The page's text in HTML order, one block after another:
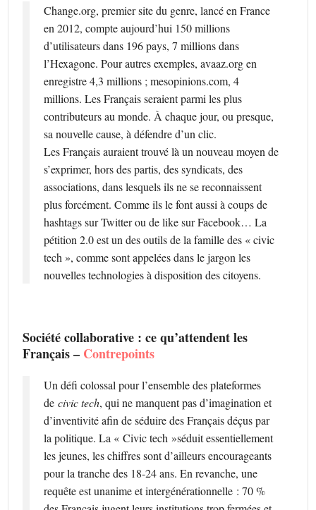
Change.org, premier site du genre, lancé en France
en 2012, compte aujourd’hui 150 millions
d’utilisateurs dans 196 pays, 7 millions dans
l’Hexagone. Pour autres exemples, avaaz.org en
enregistre 4,3 millions ; mesopinions.com, 4
millions. Les Français seraient parmi les plus
contributeurs au monde. À chaque jour, ou presque,
sa nouvelle cause, à défendre d’un clic.
Les Français auraient trouvé là un nouveau moyen de
s’exprimer, hors des partis, des syndicats, des
associations, dans lesquels ils ne se reconnaissent
plus forcément. Comme ils le font aussi à coups de
hashtags sur Twitter ou de like sur Facebook… La
pétition 2.0 est un des outils de la famille des « civic
tech », comme sont appelées dans le jargon les
nouvelles technologies à disposition des citoyens.
Société collaborative : ce qu’attendent les
Français – Contrepoints
Un défi colossal pour l’ensemble des plateformes
decivic tech, qui ne manquent pas d’imagination et
d’inventivité afin de séduire des Français déçus par
la politique. La « Civic tech »séduit essentiellement
les jeunes, les chiffres sont d’ailleurs encourageants
pour la tranche des 18-24 ans. En revanche, une
requête est unanime et intergénérationnelle : 70 %